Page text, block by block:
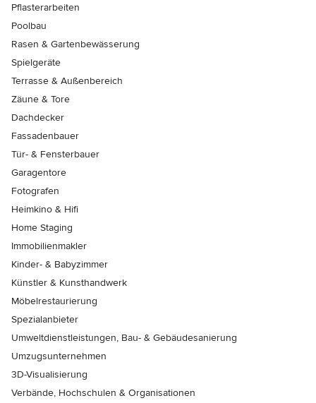
Pflasterarbeiten
Poolbau
Rasen & Gartenbewässerung
Spielgeräte
Terrasse & Außenbereich
Zäune & Tore
Dachdecker
Fassadenbauer
Tür- & Fensterbauer
Garagentore
Fotografen
Heimkino & Hifi
Home Staging
Immobilienmakler
Kinder- & Babyzimmer
Künstler & Kunsthandwerk
Möbelrestaurierung
Spezialanbieter
Umweltdienstleistungen, Bau- & Gebäudesanierung
Umzugsunternehmen
3D-Visualisierung
Verbände, Hochschulen & Organisationen